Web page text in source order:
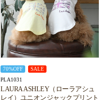
70%OFF SALE
PLA1031
LAURA ASHLEY（ローラアシュ
レイ）ユニオンジャックプリント